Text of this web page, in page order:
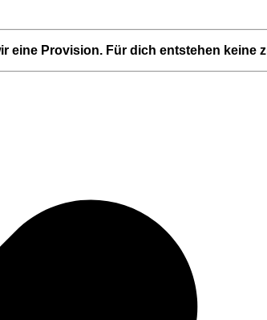
eine Provision. Für dich entstehen keine